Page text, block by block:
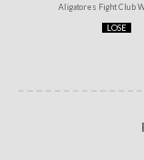
Aligatores Fight Club
LOSE